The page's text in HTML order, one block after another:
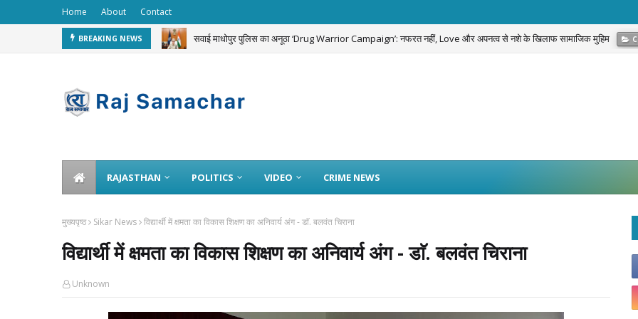
Home About Contact
BREAKING NEWS सवाई माधोपुर पुलिस का अनूठा ‘Drug Warrior Campaign’: नफरत नहीं, Love और अपनत्व से नशे के खिलाफ सामाजिक मुहिम
RAJASTHAN POLITICS VIDEO CRIME NEWS
मुख्यपृष्ठ Sikar News विद्यार्थी में क्षमता का विकास शिक्षण का अनिवार्य अंग - डाॅ. बलवंत चिराना
विद्यार्थी में क्षमता का विकास शिक्षण का अनिवार्य अंग - डाॅ. बलवंत चिराना
Unknown